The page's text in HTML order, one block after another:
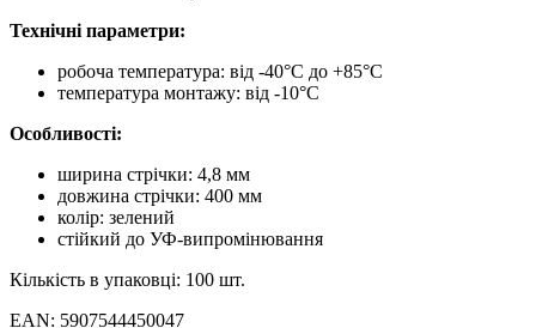
Технічні параметри:
робоча температура: від -40°C до +85°C
температура монтажу: від -10°C
Особливості:
ширина стрічки: 4,8 мм
довжина стрічки: 400 мм
колір: зелений
стійкий до УФ-випромінювання
Кількість в упаковці: 100 шт.
EAN: 5907544450047